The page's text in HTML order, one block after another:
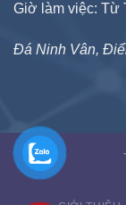
Giờ làm việc: Từ
Đá Ninh Vân,